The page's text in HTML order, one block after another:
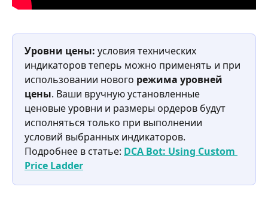
Уровни цены: условия технических
индикаторов теперь можно применять и при
использовании нового режима уровней
цены. Ваши вручную установленные
ценовые уровни и размеры ордеров будут
исполняться только при выполнении
условий выбранных индикаторов.
Подробнее в статье: DCA Bot: Using Custom
Price Ladder